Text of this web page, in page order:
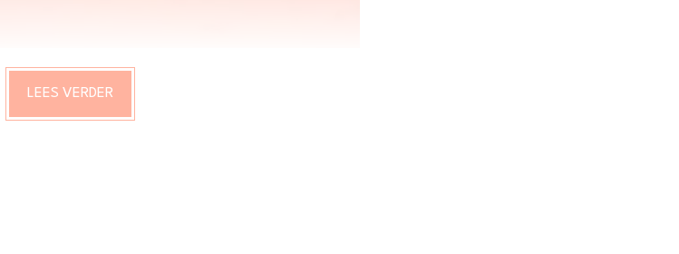
LEES VERDER